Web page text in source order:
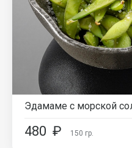
Эдамаме с морской
480 ₽ 150 гр.